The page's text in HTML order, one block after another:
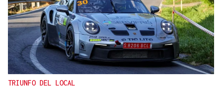
TRIUNFO DEL LOCAL